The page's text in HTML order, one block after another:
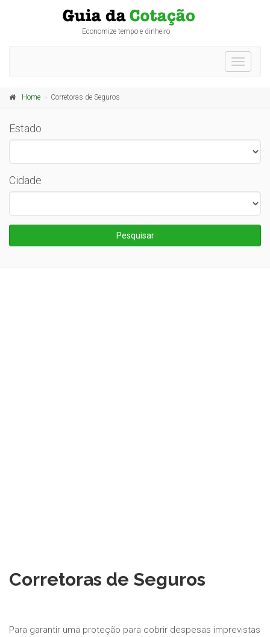
Economize tempo e dinheiro
Toggle
Home Corretoras de Seguros
Estado
Cidade
Pesquisar
Corretoras de Seguros
Para garantir uma proteção para cobrir despesas imprevistas